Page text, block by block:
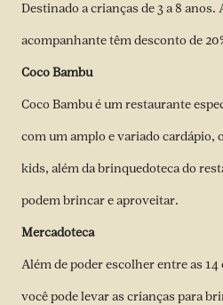
Destinado a crianças de 3 a 8 anos.
acompanhante têm desconto de
Coco Bambu
Coco Bambu é um restaurante
com um amplo e variado cardápio,
kids, além da brinquedoteca do
podem brincar e aproveitar.
Mercadoteca
Além de poder escolher entre as 14
você pode levar as crianças para